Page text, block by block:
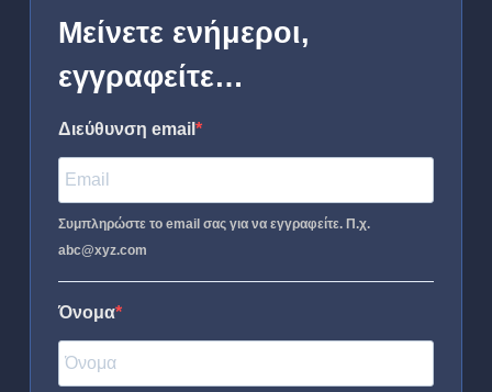
Μείνετε ενήμεροι,
εγγραφείτε…
Διεύθυνση email
Συμπληρώστε το email σας για να εγγραφείτε. Π.χ.
abc@xyz.com
Όνομα